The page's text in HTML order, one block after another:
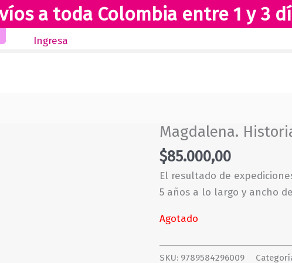
a toda Colombia entre 1 y 3
Inicio Novedades Revista Club Lectores
Ingresa
Magdalena.
$85.000,00
El resultado de
5 años a lo largo y ancho
Agotado
SKU: 9789584296009